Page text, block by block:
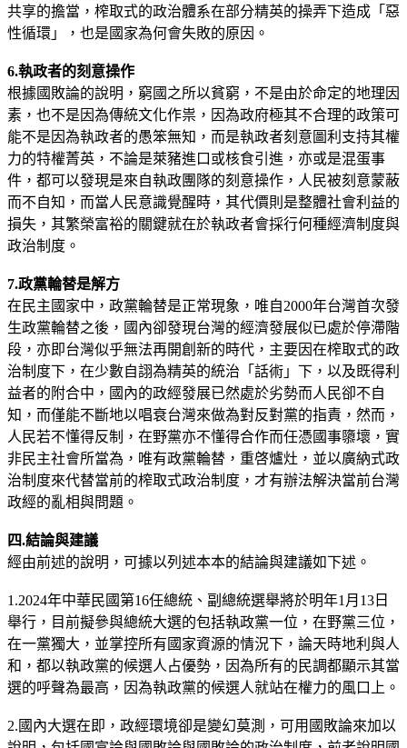
共享的擔當，榨取式的政治體系在部分精英的操弄下造成「惡
性循環」，也是國家為何會失敗的原因。
6.執政者的刻意操作
根據國敗論的說明，窮國之所以貧窮，不是由於命定的地理因
素，也不是因為傳統文化作祟，因為政府極其不合理的政策可
能不是因為執政者的愚笨無知，而是執政者刻意圖利支持其權
力的特權菁英，不論是萊豬進口或核食引進，亦或是混蛋事
件，都可以發現是來自執政團隊的刻意操作，人民被刻意蒙蔽
而不自知，而當人民意識覺醒時，其代價則是整體社會利益的
損失，其繁榮富裕的關鍵就在於執政者會採行何種經濟制度與
政治制度。
7.政黨輪替是解方
在民主國家中，政黨輪替是正常現象，唯自2000年台灣首次發
生政黨輪替之後，國內卻發現台灣的經濟發展似已處於停滯階
段，亦即台灣似乎無法再開創新的時代，主要因在榨取式的政
治制度下，在少數自詡為精英的統治「話術」下，以及既得利
益者的附合中，國內的政經發展已然處於劣勢而人民卻不自
知，而僅能不斷地以唱衰台灣來做為對反對黨的指責，然而，
人民若不懂得反制，在野黨亦不懂得合作而任憑國事隳壞，實
非民主社會所當為，唯有政黨輪替，重啓爐灶，並以廣納式政
治制度來代替當前的榨取式政治制度，才有辦法解決當前台灣
政經的亂相與問題。
四.結論與建議
經由前述的說明，可據以列述本本的結論與建議如下述。
1.2024年中華民國第16任總統、副總統選舉將於明年1月13日
舉行，目前擬參與總統大選的包括執政黨一位，在野黨三位，
在一黨獨大，並掌控所有國家資源的情況下，論天時地利與人
和，都以執政黨的候選人占優勢，因為所有的民調都顯示其當
選的呼聲為最高，因為執政黨的候選人就站在權力的風口上。
2.國內大選在即，政經環境卻是變幻莫測，可用國敗論來加以